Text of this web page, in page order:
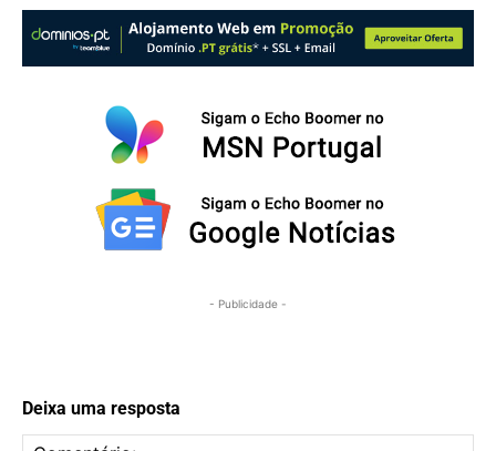
- Publicidade -
Deixa uma resposta